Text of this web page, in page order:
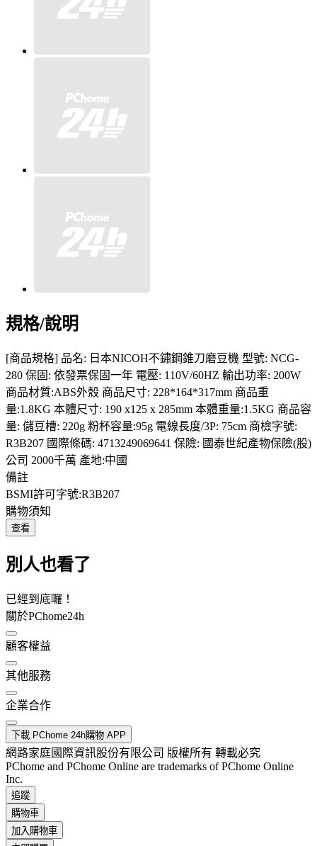
規格/說明
[商品規格] 品名: 日本NICOH不鏽鋼錐刀磨豆機 型號: NCG-
280 保固: 依發票保固一年 電壓: 110V/60HZ 輸出功率: 200W
商品材質:ABS外殼 商品尺寸: 228*164*317mm 商品重
量:1.8KG 本體尺寸: 190 x125 x 285mm 本體重量:1.5KG 商品容
量: 儲豆槽: 220g 粉杯容量:95g 電線長度/3P: 75cm 商檢字號:
R3B207 國際條碼: 4713249069641 保險: 國泰世紀產物保險(股)
公司 2000千萬 產地:中國
備註
BSMI許可字號:R3B207
購物須知
查看
別人也看了
已經到底囉！
關於PChome24h
顧客權益
其他服務
企業合作
下載 PChome 24h購物 APP
網路家庭國際資訊股份有限公司 版權所有 轉載必究
PChome and PChome Online are trademarks of PChome Online
Inc.
追蹤
購物車
加入購物車